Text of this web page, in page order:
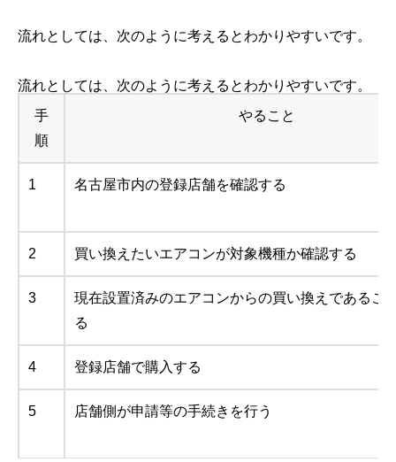
流れとしては、次のように考えるとわかりやすいです。
流れとしては、次のように考えるとわかりやすいです。
手
順
やること
1 名古屋市内の登録店舗を確認する
2 買い換えたいエアコンが対象機種か確認する
3
現在設置済みのエアコンからの買い換えであるこ
る
4 登録店舗で購入する
5 店舗側が申請等の手続きを行う